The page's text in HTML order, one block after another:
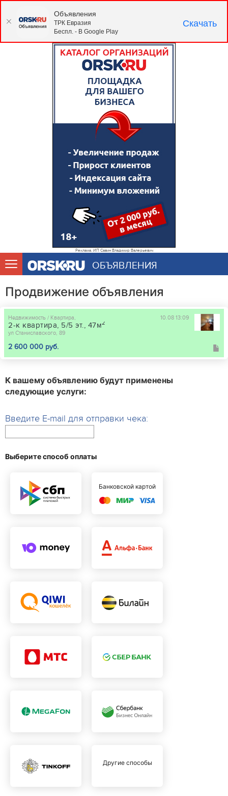
Реклама. ИП Савин Владимир Валерьевич
ОБЪЯВЛЕНИЯ
Продвижение объявления
10.08 13:09
Недвижимость / Квартира,
2-к квартира, 5/5 эт., 47м2
ул Станиславского, 89
2 600 000 руб.
К вашему объявлению будут применены
следующие услуги:
Введите E-mail для отправки чека:
Выберите способ оплаты
Банковской картой
Другие способы
Объявления
ТРК Евразия
Беспл. - В Google Play
Скачать